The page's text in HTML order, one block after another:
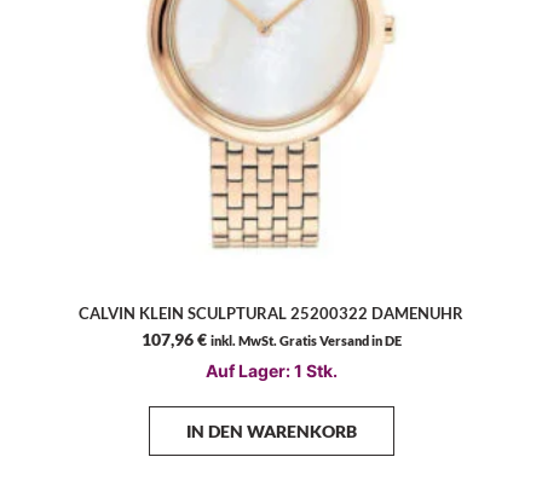
CALVIN KLEIN SCULPTURAL 25200322 DAMENUHR
107,96€ inkl. MwSt. Gratis Versand in DE
Auf Lager: 1 Stk.
IN DEN WARENKORB